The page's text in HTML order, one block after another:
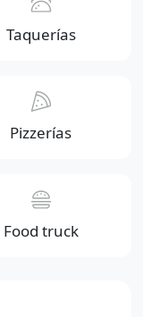
Taquerías
Pizzerías
Food truck